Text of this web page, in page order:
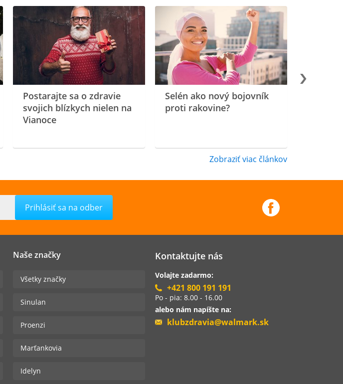
Postarajte sa o zdravie
svojich blízkych nielen na
Vianoce
Selén ako nový bojovník
proti rakovine?
Zobraziť viac článkov
Naše značky
Všetky značky
Sinulan
Proenzi
Marťankovia
Idelyn
Kontaktujte nás
Volajte zadarmo:
+421 800 191 191
Po - pia: 8.00 - 16.00
alebo nám napíšte na:
klubzdravia@walmark.sk